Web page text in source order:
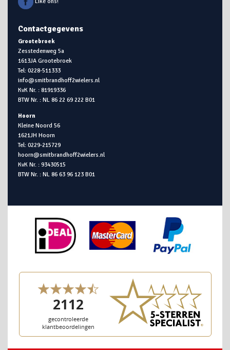
Contactgegevens
Grootebroek
Zesstedenweg 5a
1613JA Grootebroek
Tel: 0228-511333
info@smitbrandhoff2wielers.nl
KvK Nr. : 81919336
BTW Nr. : NL 86 22 69 222 B01
Hoorn
Kleine Noord 56
1621JH Hoorn
Tel: 0229-215729
hoorn@smitbrandhoff2wielers.nl
KvK Nr. : 93430515
BTW Nr. : NL 86 63 96 123 B01